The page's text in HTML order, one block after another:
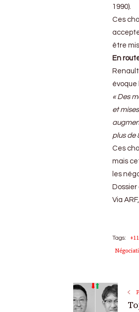
1990).
Ces
être
En
évoque
« Des
et
plus de
Ces
mais
les
Via
Tags:
Post